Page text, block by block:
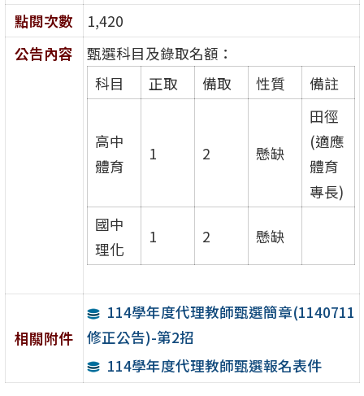
點閱次數
1,420
公告內容
甄選科目及錄取名額：
科目
正取 備取 性質 備註
高中
體育
1 2 懸缺
田徑
(適應
體育
專長)
國中
理化
1 2 懸缺
相關附件
114學年度代理教師甄選簡章(1140711
修正公告)-第2招
114學年度代理教師甄選報名表件